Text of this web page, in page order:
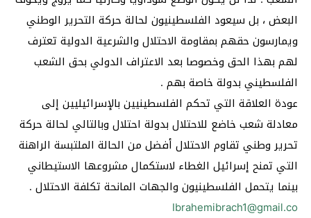
البعض ، بل سيعود الفلسطينيون لحالة حركة التحرير الوطني
ويمارسون حقهم بمقاومة الاحتلال والشرعية الدولية تعترف
لهم بهذا الحق وخصوصا بعد الاعتراف الدولي بحق الشعب
الفلسطيني بدولة خاصة بهم .
عودة العلاقة التي تحكم الفلسطينيين بالإسرائيليين إلى
معادلة شعب خاضع للاحتلال بدولة احتلال وبالتالي لحالة حركة
تحرير وطني تقاوم الاحتلال أفضل من الحالة الملتبسة الراهنة
التي تمنح إسرائيل الغطاء لاستكمال مشروعها الاستيطاني
بينما يتحمل الفلسطينيون والجهات المانحة تكلفة الاحتلال .
Ibrahemibrach1@gmail.co